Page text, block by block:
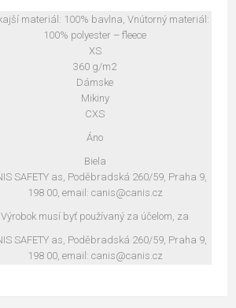
materiál: 100% bavlna, Vnútorný materiál:
100% polyester – fleece
XS
360 g/m2
Dámske
Mikiny
CXS
Áno
Biela
SAFETY as, Poděbradská 260/59, Praha 9,
198 00, email: canis@canis.cz
Výrobok musí byť používaný za účelom, za
SAFETY as, Poděbradská 260/59, Praha 9,
198 00, email: canis@canis.cz